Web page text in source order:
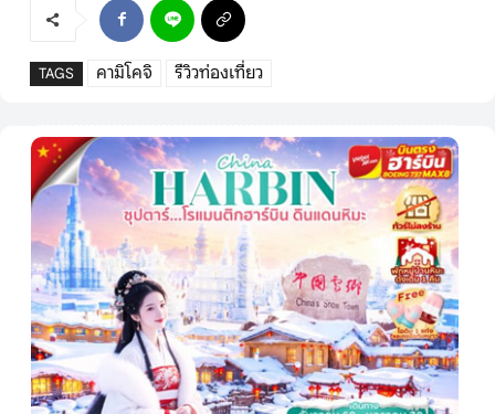
TAGS คามิโคจิ รีวิวท่องเที่ยว